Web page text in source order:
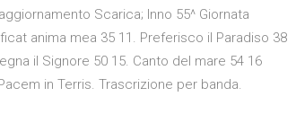
Scarica; Inno 55^ Giornata
anima mea 35 11. Preferisco il Paradiso 38
il Signore 50 15. Canto del mare 54 16
in Terris. Trascrizione per banda.